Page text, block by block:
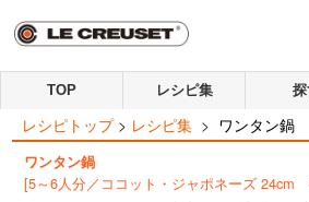
TOP レシピ集 探
レシピトップ > レシピ集 > ワンタン鍋
ワンタン鍋
[5～6人分／ココット・ジャポネーズ 24cm